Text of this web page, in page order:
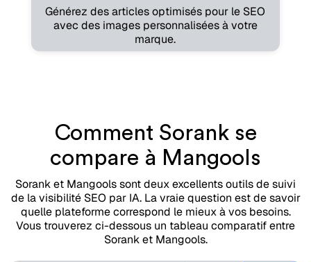
Générez des articles optimisés pour le SEO
avec des images personnalisées à votre
marque.
Comment Sorank se
compare à Mangools
Sorank et Mangools sont deux excellents outils de suivi
de la visibilité SEO par IA. La vraie question est de savoir
quelle plateforme correspond le mieux à vos besoins.
Vous trouverez ci-dessous un tableau comparatif entre
Sorank et Mangools.